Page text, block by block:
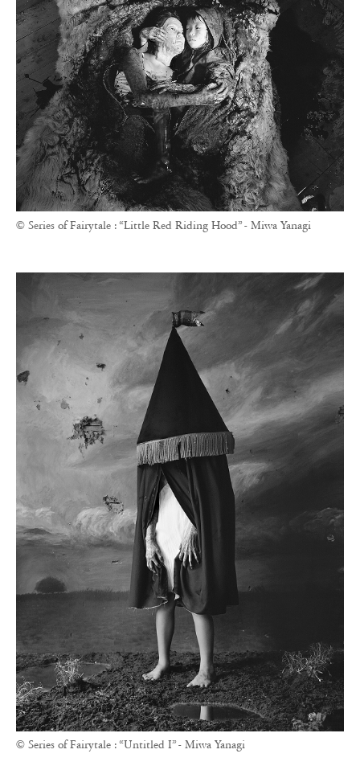
© Series of Fairytale : “Little Red Riding Hood” - Miwa Yanagi
© Series of Fairytale : “Untitled I” - Miwa Yanagi